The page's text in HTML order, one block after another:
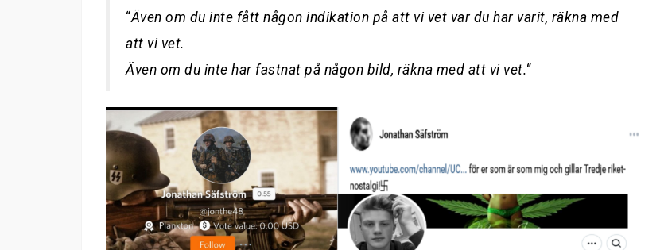
“Även om du inte fått någon indikation på att vi vet var du har varit, räkna med
att vi vet.
Även om du inte har fastnat på någon bild, räkna med att vi vet.“